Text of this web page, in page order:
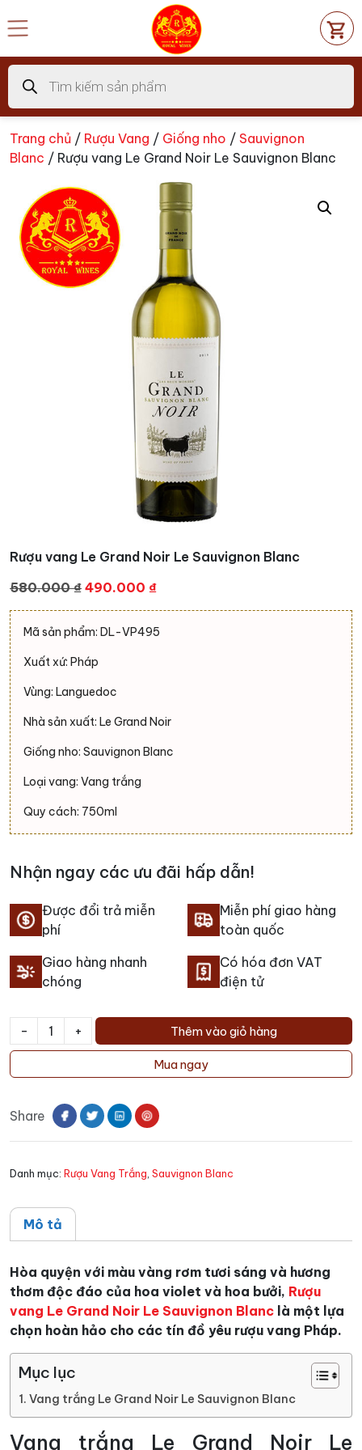
đến
dung
Tìm
kiếm
sản
phẩm
Trang chủ / Rượu Vang / Giống nho / Sauvignon
Blanc / Rượu vang Le Grand Noir Le Sauvignon Blanc
Rượu vang Le Grand Noir Le Sauvignon Blanc
580.000₫ Giá
gốc
là:
490.000 ₫Giá
hiện
tại
Mã sản phẩm: DL-VP495
Xuất xứ: Pháp
Vùng: Languedoc
Nhà sản xuất: Le Grand Noir
Giống nho: Sauvignon Blanc
Loại vang: Vang trắng
Quy cách: 750ml
Nhận ngay các ưu đãi hấp dẫn!
Được đổi trả miễn
phí
Miễn phí giao hàng
toàn quốc
Giao hàng nhanh
chóng
Có hóa đơn VAT
điện tử
-
Rượu
Le
Noir
Blanc
+ Thêm vào giỏ hàng
Mua ngay
Share
Danh mục: Rượu Vang Trắng, Sauvignon Blanc
Mô tả
Hòa quyện với màu vàng rơm tươi sáng và hương
thơm độc đáo của hoa violet và hoa bưởi, Rượu
vang Le Grand Noir Le Sauvignon Blanc là một lựa
chọn hoàn hảo cho các tín đồ yêu rượu vang Pháp.
Mục lục
Vang trắng Le Grand Noir Le Sauvignon Blanc
Vang trắng Le Grand Noir Le